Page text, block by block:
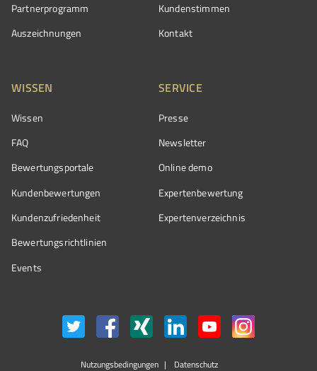
Partnerprogramm
Auszeichnungen
Kundenstimmen
Kontakt
WISSEN
Wissen
FAQ
Bewertungsportale
Kundenbewertungen
Kundenzufriedenheit
Bewertungs­richtlinien
Events
SERVICE
Presse
Newsletter
Online demo
Expertenbewertung
Expertenverzeichnis
Nutzungsbedingungen
Datenschutz